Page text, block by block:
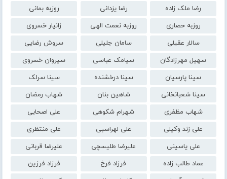
رضا ملک زاده
رضا یزدانی
روزبه بمانی
روزبه حصاری
روزبه نعمت الهی
زانیار خسروی
سالار عقیلی
سامان جلیلی
سروش رضایی
سهیل مهرزادگان
سیامک عباسی
سیروان خسروی
سینا پارسیان
سینا درخشنده
سینا سرلک
سینا شعبانخانی
شاهین بنان
شهاب رمضان
شهاب مظفری
شهرام شکوهی
علی اصحابی
علی زند وکیلی
علی لهراسبی
علی منتظری
علی یاسینی
علیرضا طلیسچی
علیرضا قربانی
عماد طالب زاده
فرزاد فرخ
فرزاد فرزین